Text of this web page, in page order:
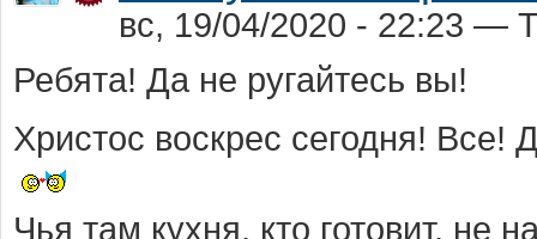
вс, 19/04/2020 - 22:23 —
Ребята! Да не ругайтесь вы!
Христос воскрес сегодня! Все!
Чья там кухня, кто готовит, не